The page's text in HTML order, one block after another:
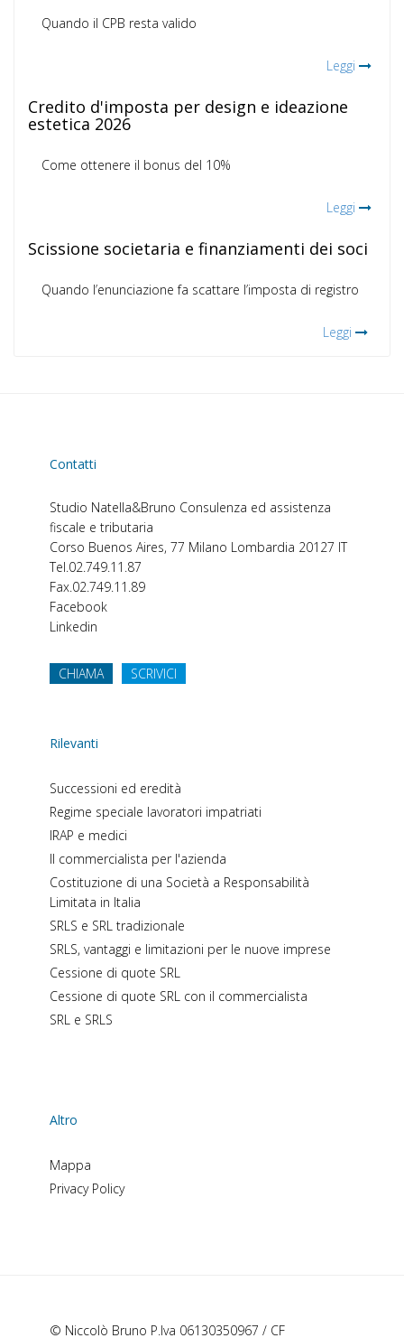
Quando il CPB resta valido
Leggi
Credito d'imposta per design e ideazione
estetica 2026
Come ottenere il bonus del 10%
Leggi
Scissione societaria e finanziamenti dei soci
Quando l’enunciazione fa scattare l’imposta di registro
Leggi
Contatti
Studio Natella&Bruno Consulenza ed assistenza
fiscale e tributaria
Corso Buenos Aires, 77 Milano Lombardia 20127 IT
Tel.02.749.11.87
Fax.02.749.11.89
Facebook
Linkedin
CHIAMA SCRIVICI
Rilevanti
Successioni ed eredità
Regime speciale lavoratori impatriati
IRAP e medici
Il commercialista per l'azienda
Costituzione di una Società a Responsabilità
Limitata in Italia
SRLS e SRL tradizionale
SRLS, vantaggi e limitazioni per le nuove imprese
Cessione di quote SRL
Cessione di quote SRL con il commercialista
SRL e SRLS
Altro
Mappa
Privacy Policy
© Niccolò Bruno P.Iva 06130350967 / CF